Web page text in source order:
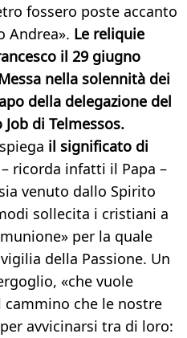
fossero poste accanto
Andrea». Le reliquie
il 29 giugno
nella solennità dei
della delegazione del
di Telmessos.
il significato di
ricorda infatti il Papa –
venuto dallo Spirito
sollecita i cristiani a
per la quale
della Passione. Un
«che vuole
cammino che le nostre
avvicinarsi tra di loro: